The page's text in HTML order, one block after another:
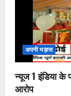
अपनी भड़ास
न्यूज 1 इंडिया
आरोप